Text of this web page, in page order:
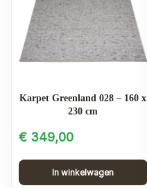
Karpet Greenland 028 – 160 x
230 cm
€ 349,00
In winkelwagen